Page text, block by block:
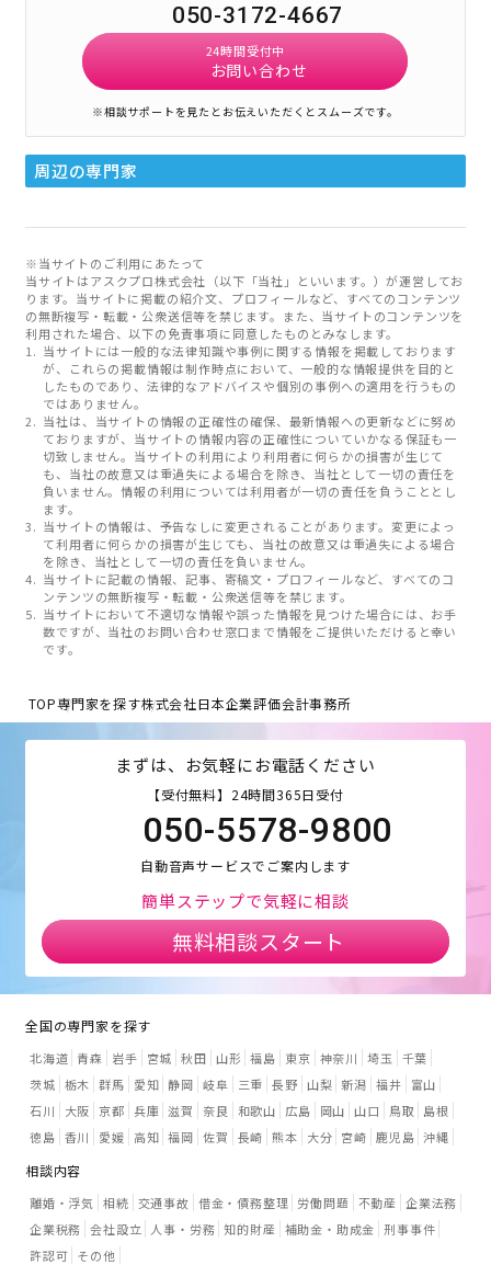
050-3172-4667
24時間受付中
お問い合わせ
※相談サポートを見たとお伝えいただくとスムーズです。
周辺の専門家
※当サイトのご利用にあたって
当サイトはアスクプロ株式会社（以下「当社」といいます。）が運営してお
ります。当サイトに掲載の紹介文、プロフィールなど、すべてのコンテンツ
の無断複写・転載・公衆送信等を禁じます。また、当サイトのコンテンツを
利用された場合、以下の免責事項に同意したものとみなします。
当サイトには一般的な法律知識や事例に関する情報を掲載しております
が、これらの掲載情報は制作時点において、一般的な情報提供を目的と
したものであり、法律的なアドバイスや個別の事例への適用を行うもの
ではありません。
当社は、当サイトの情報の正確性の確保、最新情報への更新などに努め
ておりますが、当サイトの情報内容の正確性についていかなる保証も一
切致しません。当サイトの利用により利用者に何らかの損害が生じて
も、当社の故意又は重過失による場合を除き、当社として一切の責任を
負いません。情報の利用については利用者が一切の責任を負うこととし
ます。
当サイトの情報は、予告なしに変更されることがあります。変更によっ
て利用者に何らかの損害が生じても、当社の故意又は重過失による場合
を除き、当社として一切の責任を負いません。
当サイトに記載の情報、記事、寄稿文・プロフィールなど、すべてのコ
ンテンツの無断複写・転載・公衆送信等を禁じます。
当サイトにおいて不適切な情報や誤った情報を見つけた場合には、お手
数ですが、当社のお問い合わせ窓口まで情報をご提供いただけると幸い
です。
TOP専門家を探す株式会社日本企業評価会計事務所
まずは、お気軽にお電話ください
【受付無料】24時間365日受付
050-5578-9800
自動音声サービスでご案内します
簡単ステップで気軽に相談
無料相談スタート
全国の専門家を探す
北海道 青森 岩手 宮城 秋田 山形 福島 東京 神奈川 埼玉
千葉
茨城 栃木 群馬 愛知 静岡 岐阜 三重 長野 山梨 新潟 福井
富山
石川
大阪 京都 兵庫 滋賀 奈良 和歌山 広島 岡山 山口 鳥取
島根
徳島 香川 愛媛 高知 福岡 佐賀 長崎 熊本 大分 宮崎 鹿児島 沖縄
相談内容
離婚・浮気 相続 交通事故 借金・債務整理 労働問題 不動産 企業法務
企業税務 会社設立 人事・労務 知的財産 補助金・助成金 刑事事件
許認可 その他